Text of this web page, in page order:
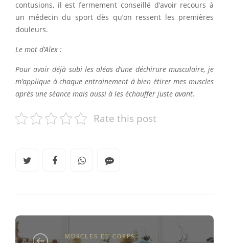
contusions, il est fermement conseillé d’avoir recours à
un médecin du sport dès qu’on ressent les premières
douleurs.
Le mot d’Alex :
Pour avoir déjà subi les aléas d’une déchirure musculaire, je
m’applique à chaque entrainement à bien étirer mes muscles
après une séance mais aussi à les échauffer juste avant.
Rate this post
MUSCLES ET CORPS